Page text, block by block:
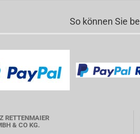
So können Sie
RETTENMAIER
& CO KG.